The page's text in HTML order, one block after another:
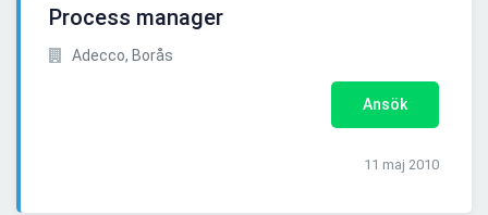
Process manager
Adecco, Borås
Ansök
11 maj 2010